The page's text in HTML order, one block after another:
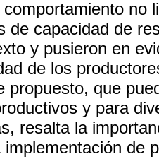
no
de capacidad de
y pusieron en
de los
propuesto, que
y para
resalta la
implementación de